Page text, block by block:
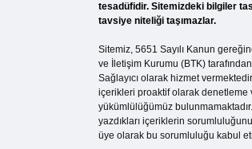
tesadüfidir. Sitemizdeki bilgiler
tavsiye niteliği taşımazlar.
Sitemiz, 5651 Sayılı Kanun
ve İletişim Kurumu (BTK)
Sağlayıcı olarak hizmet
içerikleri proaktif olarak denetleme
yükümlülüğümüz
yazdıkları içeriklerin
üye olarak bu sorumluluğu kabul